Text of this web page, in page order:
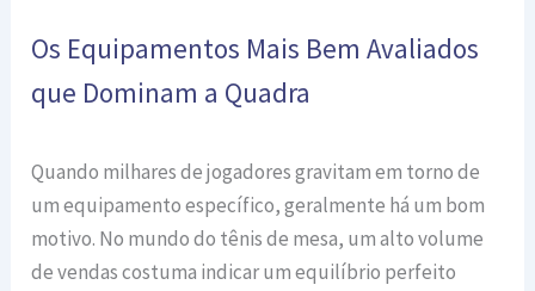
Os Equipamentos Mais Bem Avaliados
que Dominam a Quadra
Quando milhares de jogadores gravitam em torno de
um equipamento específico, geralmente há um bom
motivo. No mundo do tênis de mesa, um alto volume
de vendas costuma indicar um equilíbrio perfeito